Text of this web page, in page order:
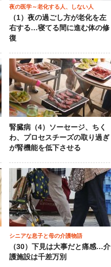
夜の医学～老化する人、しない人
（1）夜の過ごし方が老化を左
右する…寝てる間に進む体の修
復
腎臓病（4）ソーセージ、ちく
わ、プロセスチーズの取り過ぎ
が腎機能を低下させる
シニアな息子と母の介護物語
（30）下見は大事だと痛感…介
護施設は千差万別